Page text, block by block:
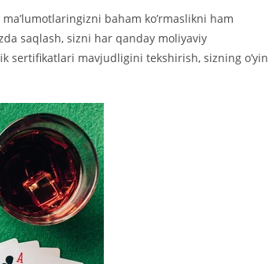
baham ko’rmaslikni ham
saqlash, sizni har qanday moliyaviy
sertifikatlari mavjudligini tekshirish, sizning o’yin